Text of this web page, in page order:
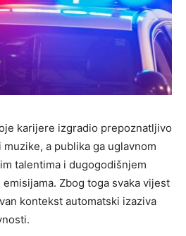
karijere izgradio prepoznatljivo
a publika ga uglavnom
talentima i dugogodišnjem
Zbog toga svaka vijest
kontekst automatski izaziva